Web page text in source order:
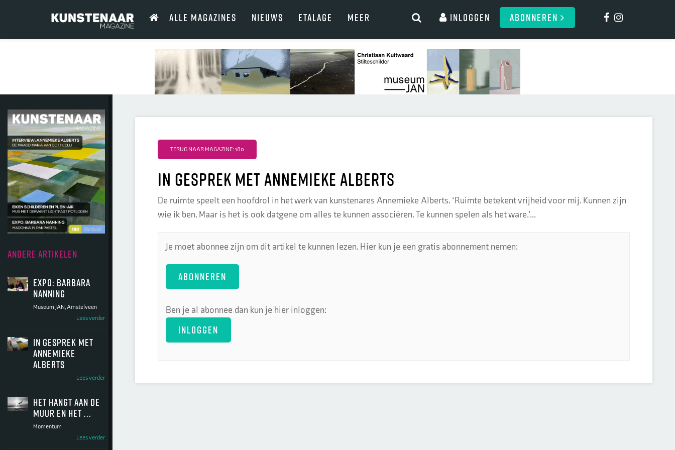
ALLE MAGAZINES NIEUWS ETALAGE MEER Inloggen ABONNEREN
ANDERE ARTIKELEN
Expo: Barbara
Nanning
Museum JAN, Amstelveen
Lees verder
In gesprek met
Annemieke
Alberts
Lees verder
Het hangt aan de
muur en het ...
Momentum
Lees verder
TERUG NAAR MAGAZINE: 180
In gesprek met Annemieke Alberts
De ruimte speelt een hoofdrol in het werk van kunstenares Annemieke Alberts. ‘Ruimte betekent vrijheid voor mij. Kunnen zijn
wie ik ben. Maar is het is ook datgene om alles te kunnen associëren. Te kunnen spelen als het ware.’...
Je moet abonnee zijn om dit artikel te kunnen lezen. Hier kun je een gratis abonnement nemen:
ABONNEREN
Ben je al abonnee dan kun je hier inloggen:
INLOGGEN